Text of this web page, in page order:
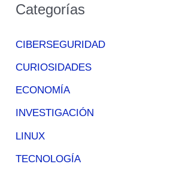
Categorías
CIBERSEGURIDAD
CURIOSIDADES
ECONOMÍA
INVESTIGACIÓN
LINUX
TECNOLOGÍA